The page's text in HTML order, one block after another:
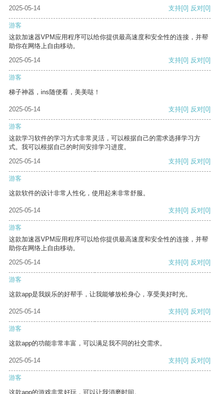
2025-05-14 支持[0] 反对[0]
游客
这款加速器VPM应用程序可以给你提供最高速度和安全性的连接，并帮
助你在网络上自由移动。
2025-05-14
支持[0] 反对[0]
游客
梯子神器，ins随便看，美美哒！
2025-05-14 支持[0] 反对[0]
游客
这款学习软件的学习方式非常灵活，可以根据自己的需求选择学习方
式。我可以根据自己的时间安排学习进度。
2025-05-14
支持[0] 反对[0]
游客
这款软件的设计非常人性化，使用起来非常舒服。
2025-05-14 支持[0] 反对[0]
游客
这款加速器VPM应用程序可以给你提供最高速度和安全性的连接，并帮
助你在网络上自由移动。
2025-05-14
支持[0] 反对[0]
游客
这款app是我娱乐的好帮手，让我能够放松身心，享受美好时光。
2025-05-14 支持[0] 反对[0]
游客
这款app的功能非常丰富，可以满足我不同的社交需求。
2025-05-14 支持[0] 反对[0]
游客
这款app的游戏非常好玩，可以让我消磨时间。